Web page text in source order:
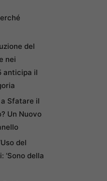
del
nei
anticipa il
a Sfatare il
Un Nuovo
del
‘Sono della